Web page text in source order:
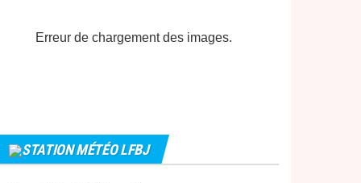
Erreur de chargement des images.
STATION MÉTÉO LFBJ